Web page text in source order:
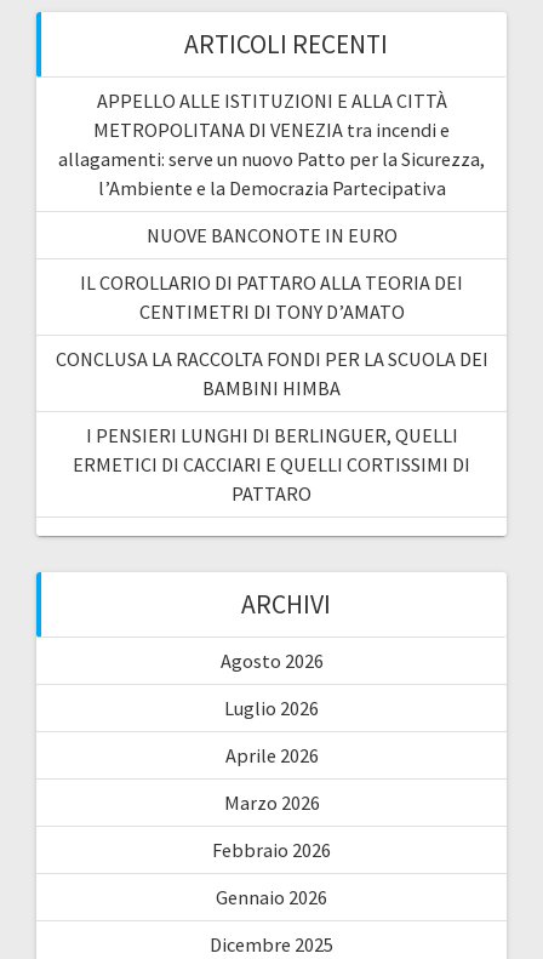
ARTICOLI RECENTI
APPELLO ALLE ISTITUZIONI E ALLA CITTÀ
METROPOLITANA DI VENEZIA tra incendi e
allagamenti: serve un nuovo Patto per la Sicurezza,
l’Ambiente e la Democrazia Partecipativa
NUOVE BANCONOTE IN EURO
IL COROLLARIO DI PATTARO ALLA TEORIA DEI
CENTIMETRI DI TONY D’AMATO
CONCLUSA LA RACCOLTA FONDI PER LA SCUOLA DEI
BAMBINI HIMBA
I PENSIERI LUNGHI DI BERLINGUER, QUELLI
ERMETICI DI CACCIARI E QUELLI CORTISSIMI DI
PATTARO
ARCHIVI
Agosto 2026
Luglio 2026
Aprile 2026
Marzo 2026
Febbraio 2026
Gennaio 2026
Dicembre 2025